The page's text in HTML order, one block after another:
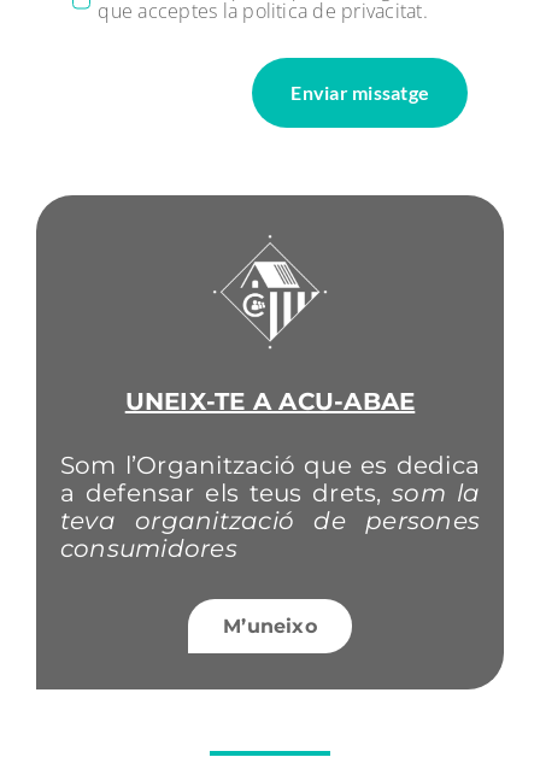
que acceptes la politica de privacitat.
Enviar missatge
UNEIX-TE A ACU-ABAE
Som l’Organització que es dedica
a defensar els teus drets,som la
teva organització de persones
consumidores
M’uneixo